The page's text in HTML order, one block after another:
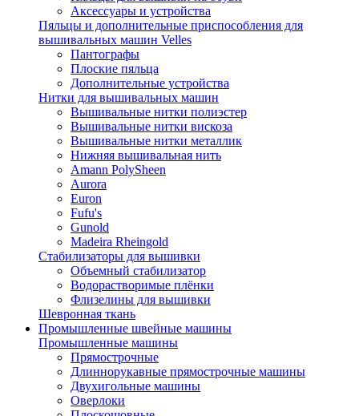
Аксессуары и устройства
Пяльцы и дополнительные приспособления для
вышивальных машин Velles
Пантографы
Плоские пяльца
Дополнительные устройства
Нитки для вышивальных машин
Вышивальные нитки полиэстер
Вышивальные нитки вискоза
Вышивальные нитки металлик
Нижняя вышивальная нить
Amann PolySheen
Aurora
Euron
Fufu's
Gunold
Madeira Rheingold
Стабилизаторы для вышивки
Объемный стабилизатор
Водорастворимые плёнки
Флизелины для вышивки
Шевронная ткань
Промышленные швейные машины
Промышленные машины
Прямострочные
Длиннорукавные прямострочные машины
Двухигольные машины
Оверлоки